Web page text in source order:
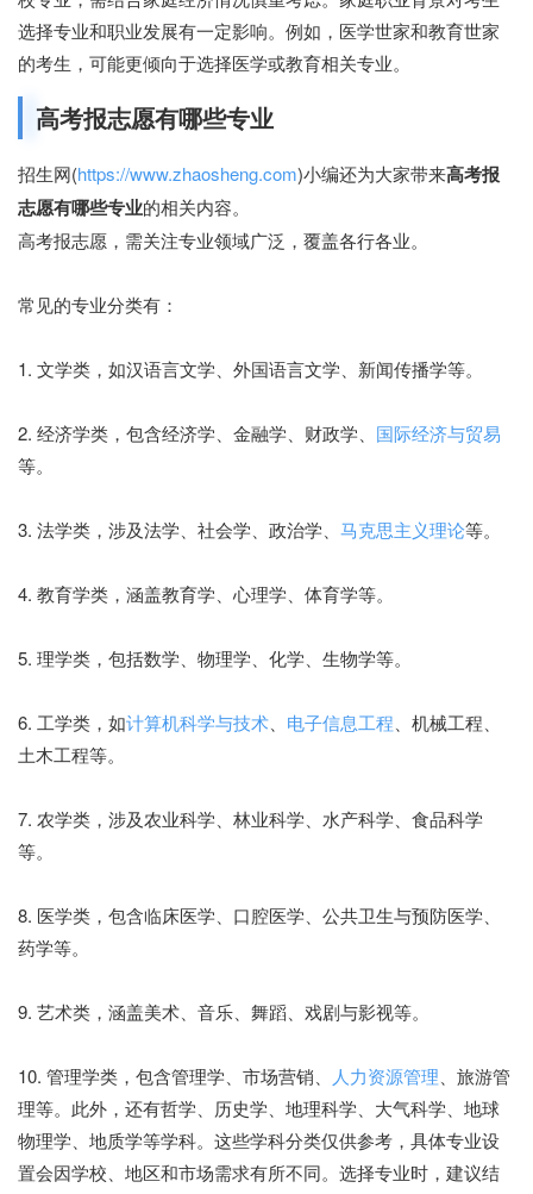
选择专业和职业发展有一定影响。例如，医学世家和教育世家
的考生，可能更倾向于选择医学或教育相关专业。
高考报志愿有哪些专业
招生网(https://www.zhaosheng.com)小编还为大家带来高考报
志愿有哪些专业的相关内容。
高考报志愿，需关注专业领域广泛，覆盖各行各业。
常见的专业分类有：
1. 文学类，如汉语言文学、外国语言文学、新闻传播学等。
2. 经济学类，包含经济学、金融学、财政学、 国际经济与贸易
等。
3. 法学类，涉及法学、社会学、政治学、 马克思主义理论等。
4. 教育学类，涵盖教育学、心理学、体育学等。
5. 理学类，包括数学、物理学、化学、生物学等。
6. 工学类，如计算机科学与技术 电子信息工程 、机械工程、
土木工程等。
7. 农学类，涉及农业科学、林业科学、水产科学、食品科学
等。
8. 医学类，包含临床医学、口腔医学、公共卫生与预防医学、
药学等。
9. 艺术类，涵盖美术、音乐、舞蹈、戏剧与影视等。
10. 管理学类，包含管理学、市场营销、 人力资源管理 、旅游管
理等。此外，还有哲学、历史学、地理科学、大气科学、地球
物理学、地质学等学科。这些学科分类仅供参考，具体专业设
置会因学校、地区和市场需求有所不同。选择专业时，建议结